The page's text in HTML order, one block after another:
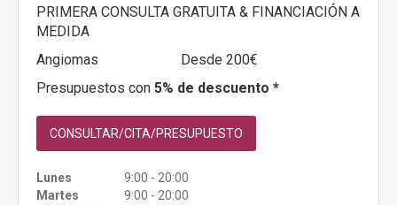
PRIMERA CONSULTA GRATUITA & FINANCIACIÓN A
MEDIDA
Angiomas
Desde 200€
Presupuestos con 5% de descuento *
CONSULTAR/CITA/PRESUPUESTO
Lunes
9:00 - 20:00
Martes
9:00 - 20:00